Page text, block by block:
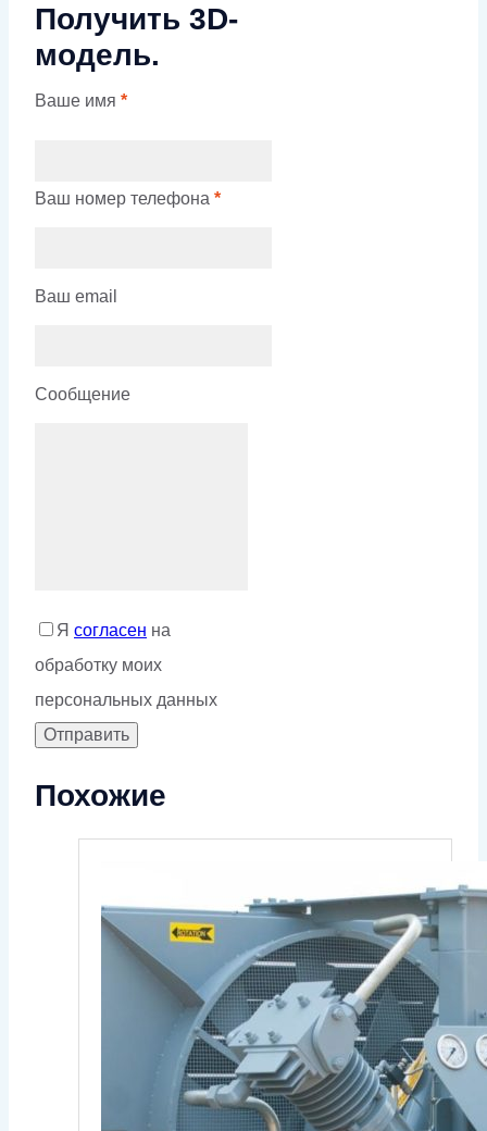
Получить 3D-
модель.
Ваше имя *
Ваш номер телефона *
Ваш email
Сообщение
Я согласен на
обработку моих
персональных данных
Похожие